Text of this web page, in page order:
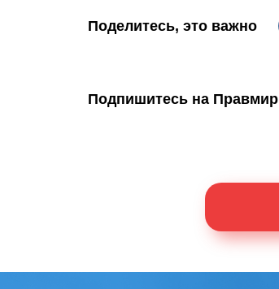
Поделитесь, это важно
Подпишитесь на Правмир